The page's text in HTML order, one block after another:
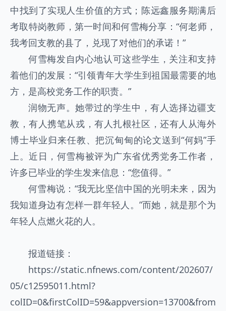
中找到了实现人生价值的方式；陈远鑫服务期满后
考取特岗教师，第一时间和何雪梅分享：“何老师，
我考回支教的县了，兑现了对他们的承诺！”
何雪梅发自内心地认可这些学生，关注和支持
着他们的发展：“引领青年大学生到祖国最需要的地
方，是高校党务工作的职责。”
润物无声。她带过的学生中，有人选择边疆支
教，有人携笔从戎，有人扎根社区，还有人从海外
博士毕业归来任教、把沉甸甸的论文送到“何妈”手
上。近日，何雪梅被评为广东省优秀党务工作者，
许多已毕业的学生发来信息：“您值得。”
何雪梅说：“我无比坚信中国的光明未来，因为
我知道身边有怎样一群年轻人。”而她，就是那个为
年轻人点燃火花的人。
报道链接：
https://static.nfnews.com/content/202607/
05/c12595011.html?
colID=0&firstColID=59&appversion=13700&from